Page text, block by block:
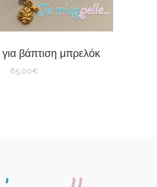
βάπτιση μπρελόκ
65,00€